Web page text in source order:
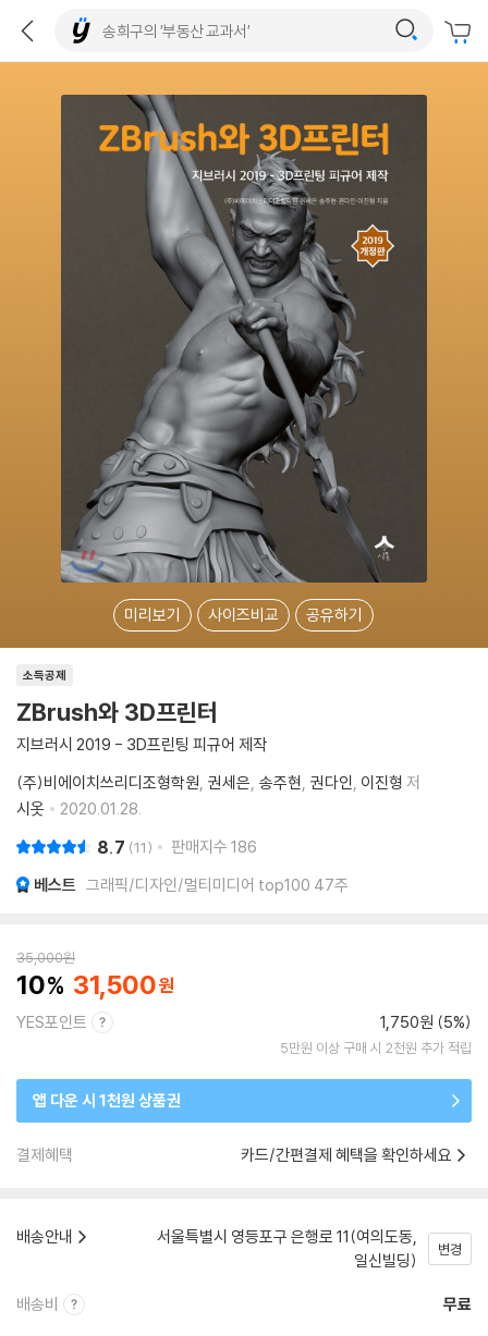
미리보기 사이즈비교 공유하기
소득공제
ZBrush와 3D프린터
지브러시 2019 - 3D프린팅 피규어 제작
(주)비에이치쓰리디조형학원 권세은 송주현 권다인 이진형 저
시옷
2020.01.28.
8.7 11 판매지수 186
베스트 그래픽/디자인/멀티미디어 top100 47주
35,000원
10 31,500
YES포인트 1,750원 (5%)
5만원 이상 구매 시 2천원 추가 적립
앱 다운 시 1천원 상품권
결제혜택 카드/간편결제 혜택을 확인하세요
배송안내
서울특별시 영등포구 은행로 11(여의도동,
일신빌딩)
변경
배송비 무료